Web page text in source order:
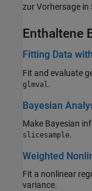
zur Vorhersage in
Enthaltene
Fitting Data
Fit and evaluate
glmval .
Bayesian
Make Bayesian
slicesample.
Weighted
Fit a nonlinear
variance.